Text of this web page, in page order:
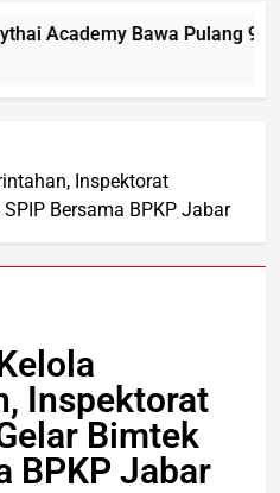
Bawa Pulang 9 Medali
Inspektorat
Bersama BPKP Jabar
Inspektorat
Bimtek
BPKP Jabar